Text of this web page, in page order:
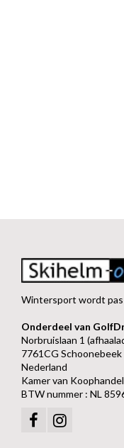
Wintersport wordt
Onderdeel van
Norbruislaan 1
7761CG Schoonebeek
Nederland
Kamer van
BTW nummer : NL